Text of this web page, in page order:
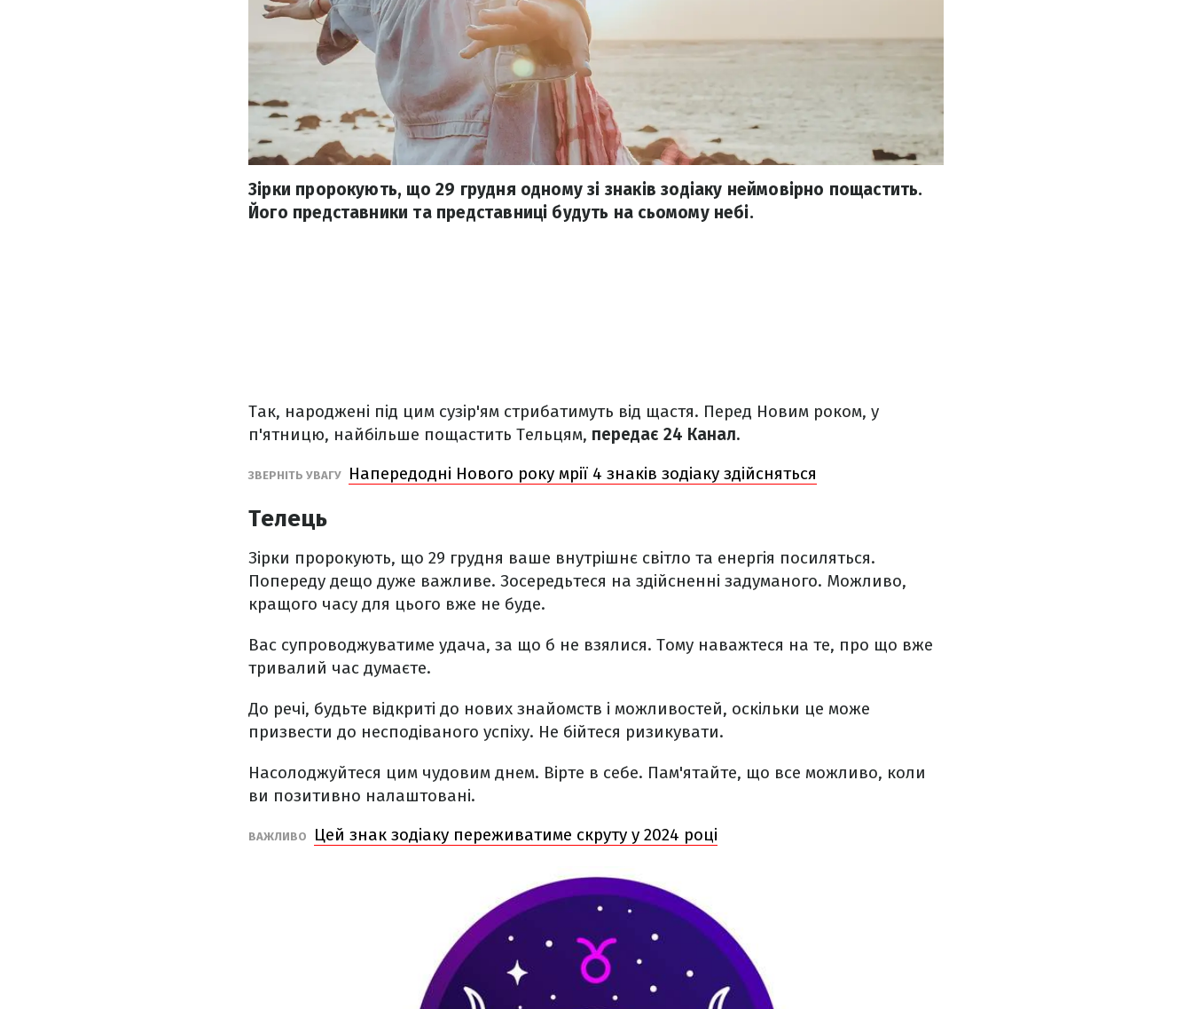
Зірки пророкують, що 29 грудня одному зі знаків зодіаку неймовірно пощастить.
Його представники та представниці будуть на сьомому небі.
Так, народжені під цим сузір'ям стрибатимуть від щастя. Перед Новим роком, у
п'ятницю, найбільше пощастить Тельцям, передає 24 Канал.
ЗВЕРНІТЬ УВАГУ Напередодні Нового року мрії 4 знаків зодіаку здійсняться
Телець
Зірки пророкують, що 29 грудня ваше внутрішнє світло та енергія посиляться.
Попереду дещо дуже важливе. Зосередьтеся на здійсненні задуманого. Можливо,
кращого часу для цього вже не буде.
Вас супроводжуватиме удача, за що б не взялися. Тому наважтеся на те, про що вже
тривалий час думаєте.
До речі, будьте відкриті до нових знайомств і можливостей, оскільки це може
призвести до несподіваного успіху. Не бійтеся ризикувати.
Насолоджуйтеся цим чудовим днем. Вірте в себе. Пам'ятайте, що все можливо, коли
ви позитивно налаштовані.
ВАЖЛИВО Цей знак зодіаку переживатиме скруту у 2024 році